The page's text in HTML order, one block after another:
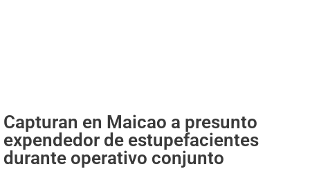
Capturan en Maicao a presunto
expendedor de estupefacientes
durante operativo conjunto